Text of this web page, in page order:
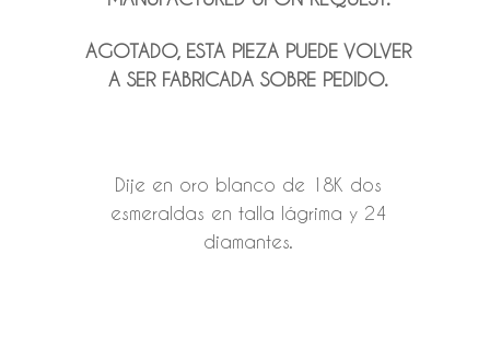
AGOTADO, ESTA PIEZA PUEDE VOLVER
A SER FABRICADA SOBRE PEDIDO.
Dije en oro blanco de 18K dos
esmeraldas en talla lágrima y 24
diamantes.